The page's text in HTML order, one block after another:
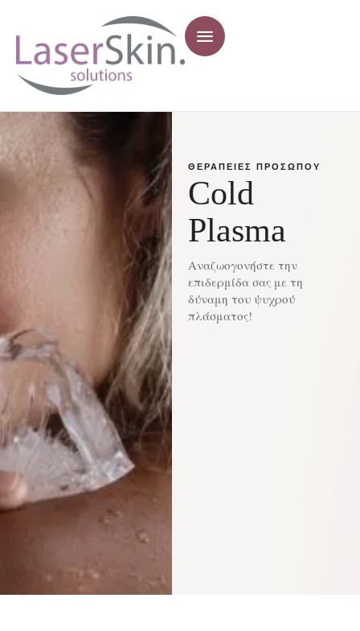
ΘΕΡΑΠΕΊΕΣ ΠΡΟΣΏΠΟΥ
Cold
Plasma
Αναζωογονήστε την
επιδερμίδα σας με τη
δύναμη του ψυχρού
πλάσματος!